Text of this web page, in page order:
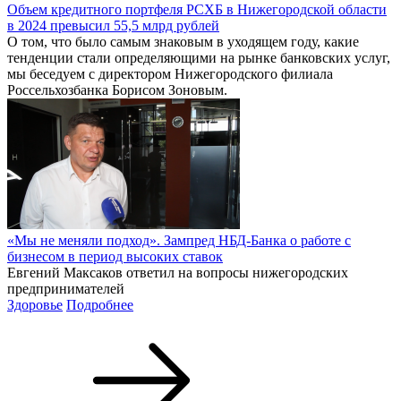
Объем кредитного портфеля РСХБ в Нижегородской области
в 2024 превысил 55,5 млрд рублей
О том, что было самым знаковым в уходящем году, какие
тенденции стали определяющими на рынке банковских услуг,
мы беседуем с директором Нижегородского филиала
Россельхозбанка Борисом Зоновым.
«Мы не меняли подход». Зампред НБД-Банка о работе с
бизнесом в период высоких ставок
Евгений Максаков ответил на вопросы нижегородских
предпринимателей
Здоровье Подробнее